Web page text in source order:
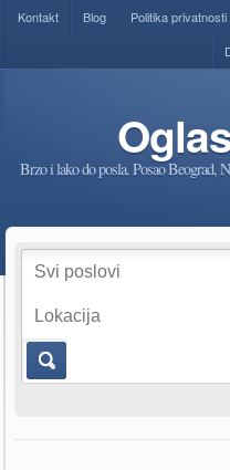
Kontakt Blog Politika privatnosti
Brzo i lako do posla. Posao Beograd,